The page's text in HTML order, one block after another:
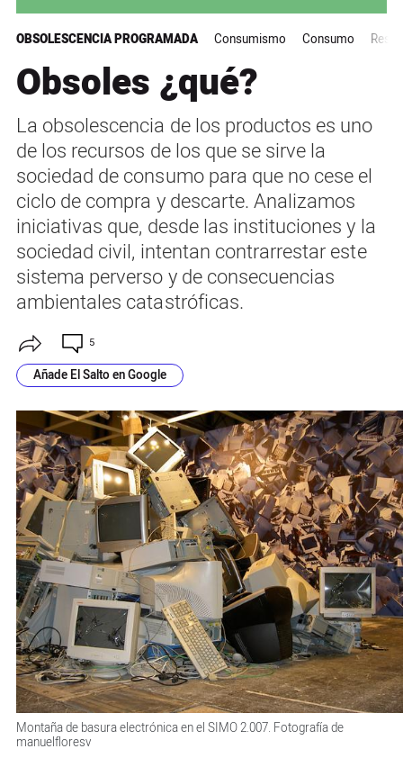
OBSOLESCENCIA PROGRAMADA Consumismo Consumo
Obsoles ¿qué?
La obsolescencia de los productos es uno
de los recursos de los que se sirve la
sociedad de consumo para que no cese el
ciclo de compra y descarte. Analizamos
iniciativas que, desde las instituciones y la
sociedad civil, intentan contrarrestar este
sistema perverso y de consecuencias
ambientales catastróficas.
5
Añade El Salto en Google
Montaña de basura electrónica en el SIMO 2.007. Fotografía de
manuelfloresv